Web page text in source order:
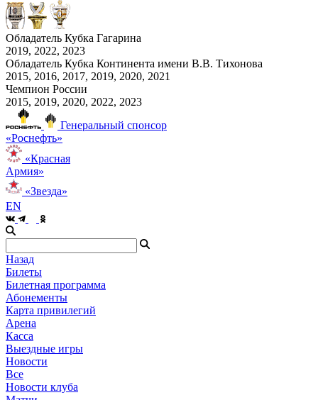
Обладатель Кубка Гагарина
2019, 2022, 2023
Обладатель Кубка Континента имени В.В. Тихонова
2015, 2016, 2017, 2019, 2020, 2021
Чемпион России
2015, 2019, 2020, 2022, 2023
Генеральный спонсор
«Роснефть»
«Красная
Армия»
«Звезда»
EN
Назад
Билеты
Билетная программа
Абонементы
Карта привилегий
Арена
Касса
Выездные игры
Новости
Все
Новости клуба